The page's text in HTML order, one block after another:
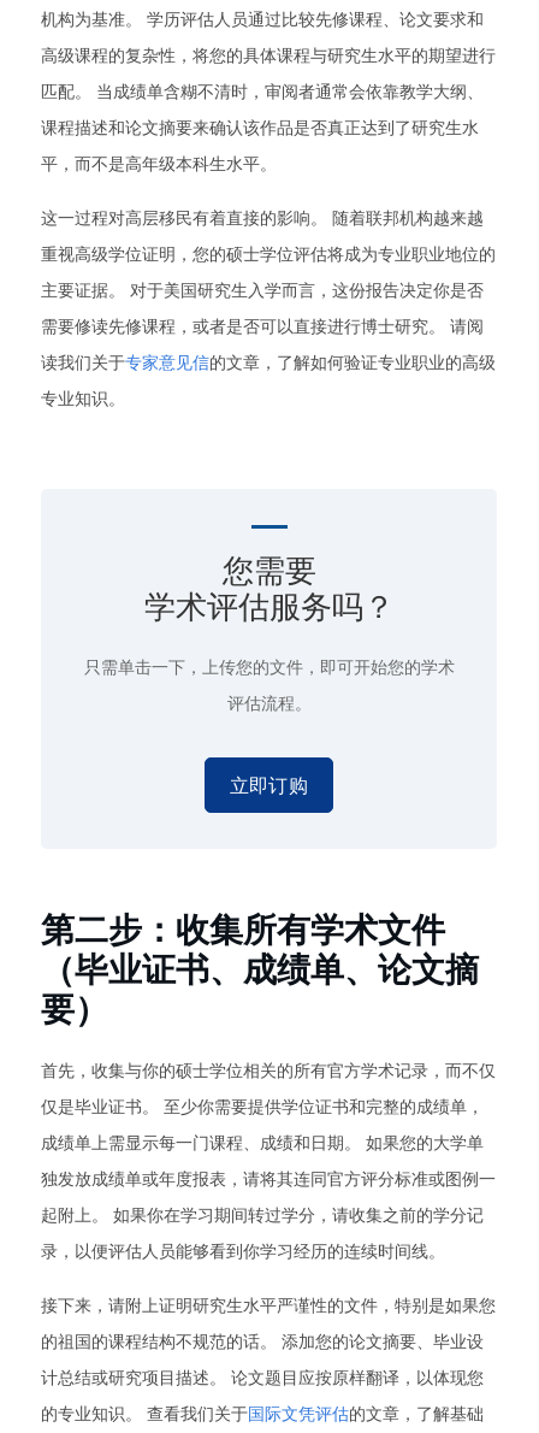
机构为基准。 学历评估人员通过比较先修课程、论文要求和
高级课程的复杂性，将您的具体课程与研究生水平的期望进行
匹配。 当成绩单含糊不清时，审阅者通常会依靠教学大纲、
课程描述和论文摘要来确认该作品是否真正达到了研究生水
平，而不是高年级本科生水平。
这一过程对高层移民有着直接的影响。 随着联邦机构越来越
重视高级学位证明，您的硕士学位评估将成为专业职业地位的
主要证据。 对于美国研究生入学而言，这份报告决定你是否
需要修读先修课程，或者是否可以直接进行博士研究。 请阅
读我们关于专家意见信的文章，了解如何验证专业职业的高级
专业知识。
您需要
学术评估服务吗？
只需单击一下，上传您的文件，即可开始您的学术
评估流程。
立即订购
第二步：收集所有学术文件
（毕业证书、成绩单、论文摘
要）
首先，收集与你的硕士学位相关的所有官方学术记录，而不仅
仅是毕业证书。 至少你需要提供学位证书和完整的成绩单，
成绩单上需显示每一门课程、成绩和日期。 如果您的大学单
独发放成绩单或年度报表，请将其连同官方评分标准或图例一
起附上。 如果你在学习期间转过学分，请收集之前的学分记
录，以便评估人员能够看到你学习经历的连续时间线。
接下来，请附上证明研究生水平严谨性的文件，特别是如果您
的祖国的课程结构不规范的话。 添加您的论文摘要、毕业设
计总结或研究项目描述。 论文题目应按原样翻译，以体现您
的专业知识。 查看我们关于国际文凭评估的文章，了解基础